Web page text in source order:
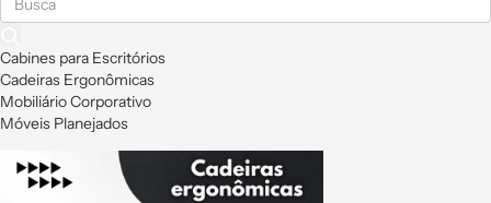
Cabines para Escritórios
Cadeiras Ergonômicas
Mobiliário Corporativo
Móveis Planejados